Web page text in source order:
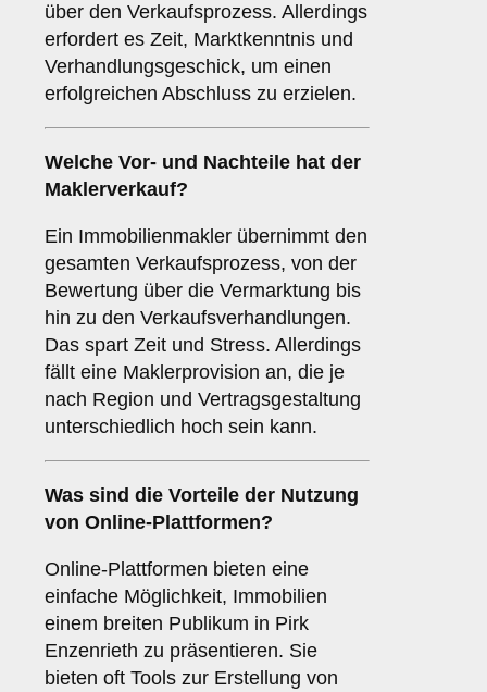
über den Verkaufsprozess. Allerdings
erfordert es Zeit, Marktkenntnis und
Verhandlungsgeschick, um einen
erfolgreichen Abschluss zu erzielen.
Welche Vor- und Nachteile hat der
Maklerverkauf?
Ein Immobilienmakler übernimmt den
gesamten Verkaufsprozess, von der
Bewertung über die Vermarktung bis
hin zu den Verkaufsverhandlungen.
Das spart Zeit und Stress. Allerdings
fällt eine Maklerprovision an, die je
nach Region und Vertragsgestaltung
unterschiedlich hoch sein kann.
Was sind die Vorteile der Nutzung
von Online-Plattformen?
Online-Plattformen bieten eine
einfache Möglichkeit, Immobilien
einem breiten Publikum in Pirk
Enzenrieth zu präsentieren. Sie
bieten oft Tools zur Erstellung von